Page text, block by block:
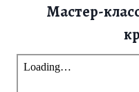
Мастер-